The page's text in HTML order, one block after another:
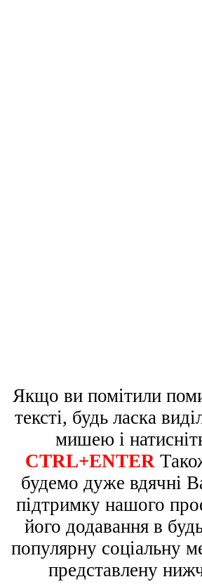
Якщо ви помітили
тексті, будь ласка
мишею і
CTRL+ENTER
будемо дуже вдячні
підтримку нашого
його додавання в
популярну соціальну
представлену